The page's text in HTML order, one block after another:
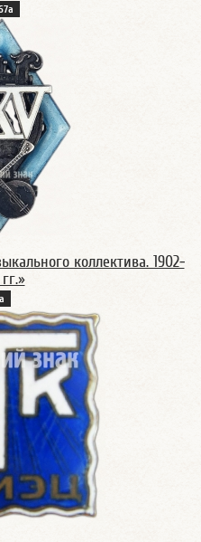
коллектива. 1902-